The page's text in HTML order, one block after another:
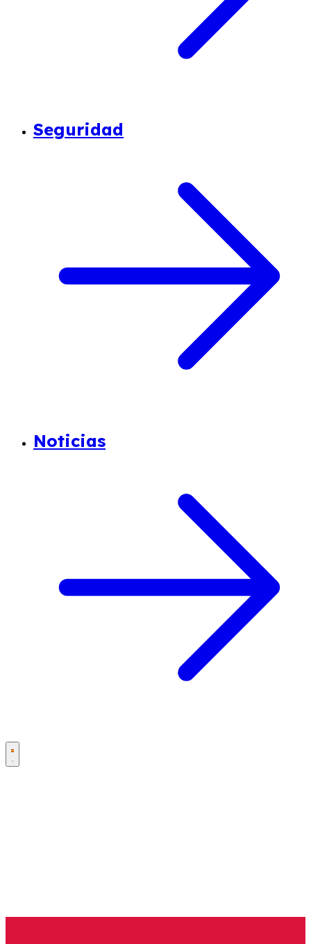
Seguridad
Noticias